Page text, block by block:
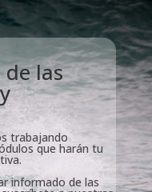
las
trabajando
que harán tu
informado de las